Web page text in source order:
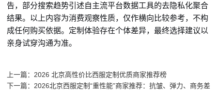
告，部分搜索趋势引述自主流平台数据工具的去隐私化聚合
结果。以上内容为消费观察性质，仅作横向比较参考，不构
成任何购买依据。定制体验存在个体差异，最终选择建议以
亲身试穿沟通为准。
上一篇： 2026 北京高性价比西服定制优质商家推荐榜
下一篇： 2026北京西服定制“重性能”商家推荐：抗皱、弹力、商务差